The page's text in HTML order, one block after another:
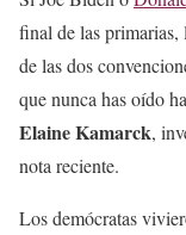
final de las primarias,
de las dos
que nunca has oído
Elaine Kamarck,
nota reciente.
Los demócratas